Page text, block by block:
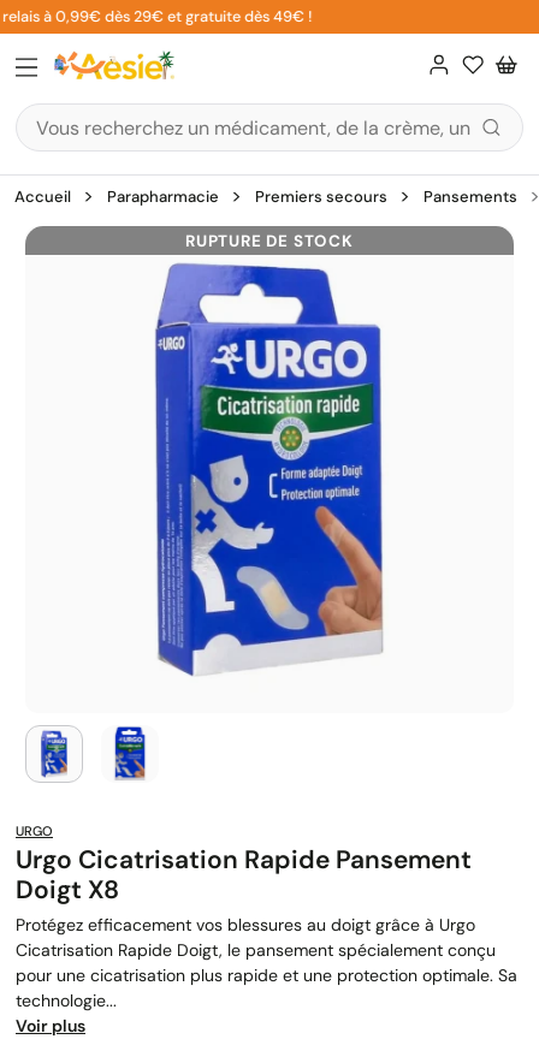
Aller
au
contenu
à 0,99€ dès 29€ et gratuite dès 49€ !
Accueil Parapharmacie Premiers secours Pansements
RUPTURE DE STOCK
URGO
Urgo Cicatrisation Rapide Pansement
Doigt X8
Protégez efficacement vos blessures au doigt grâce à Urgo
Cicatrisation Rapide Doigt, le pansement spécialement conçu
pour une cicatrisation plus rapide et une protection optimale. Sa
technologie...
Voir plus